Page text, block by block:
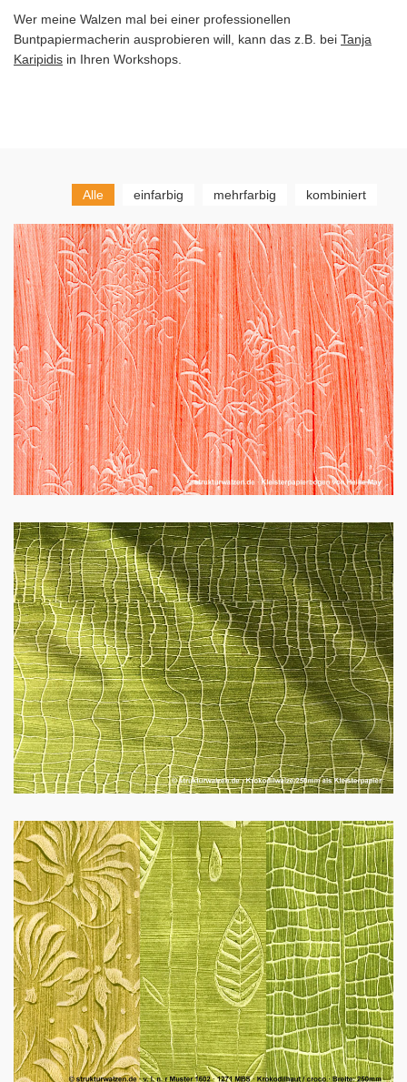
Wer meine Walzen mal bei einer professionellen
Buntpapiermacherin ausprobieren will, kann das z.B. bei Tanja
Karipidis in Ihren Workshops.
Alle einfarbig mehrfarbig kombiniert